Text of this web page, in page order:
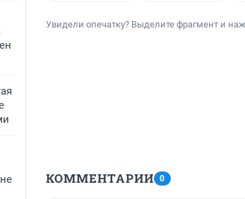
Увидели опечатку? Выделите фрагмент и
КОММЕНТАРИИ 0